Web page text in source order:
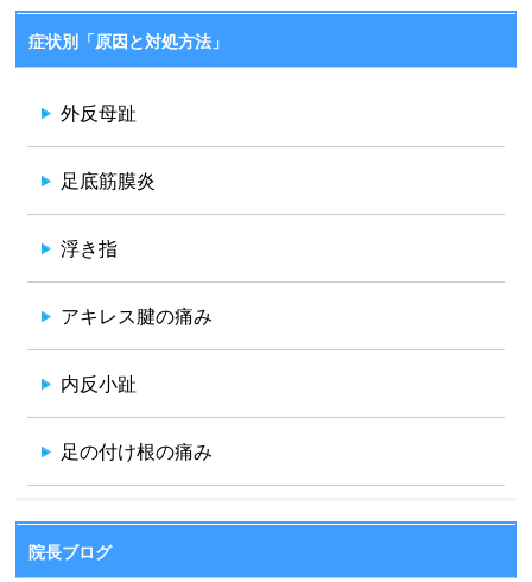
症状別「原因と対処方法」
外反母趾
足底筋膜炎
浮き指
アキレス腱の痛み
内反小趾
足の付け根の痛み
院長ブログ